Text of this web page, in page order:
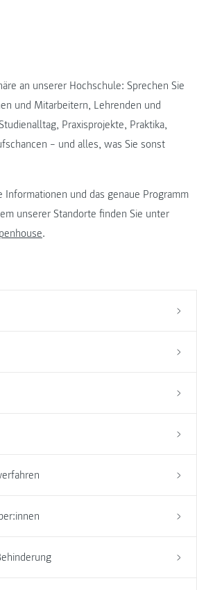
an unserer Hochschule: Sprechen Sie
und Mitarbeitern, Lehrenden und
Praxisprojekte, Praktika,
– und alles, was Sie sonst
und das genaue Programm
unserer Standorte finden Sie unter
.